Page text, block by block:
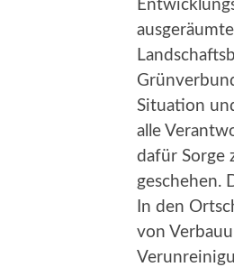
Situation
alle
dafür Sorge
geschehen.
In den
von